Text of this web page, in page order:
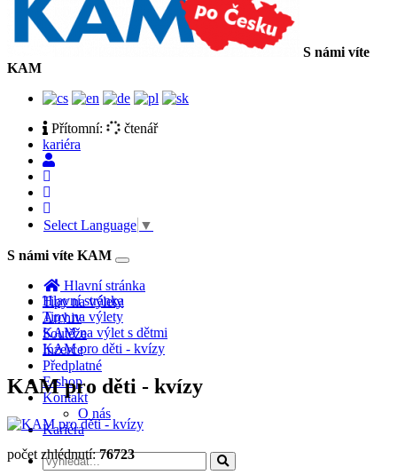
S námi víte
KAM
Přítomní:
čtenář
kariéra
Select Language ▼
S námi víte KAM
Toggle
navigation
Hlavní stránka
Tipy na výlety
Archiv
Soutěže
Inzerce
Předplatné
E-shop
Kontakt
O nás
Kariéra
Hlavní stránka
Tipy na výlety
KAM na výlet s dětmi
KAM pro děti - kvízy
KAM pro děti - kvízy
počet zhlédnutí:76723